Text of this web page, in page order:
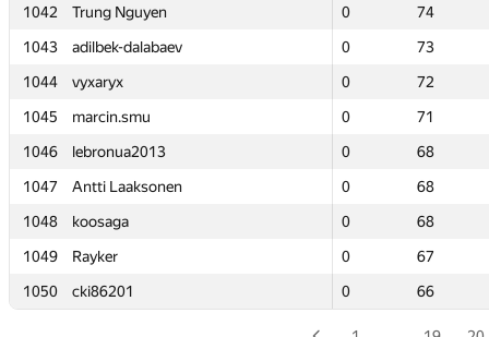
1042
Trung Nguyen 0
74
1043
adilbek-dalabaev 0
73
1044
vyxaryx 0
72
1045
marcin.smu 0
71
1046
lebronua2013 0
68
1047
Antti Laaksonen 0
68
1048
koosaga 0
68
1049
Rayker 0
67
1050
cki86201 0 66
1042
Trung Nguyen 0
74
1043
adilbek-dalabaev 0
73
1044
vyxaryx 0
72
1045
marcin.smu 0
71
1046
lebronua2013 0
68
1047
Antti Laaksonen 0
68
1048
koosaga 0
68
1049
Rayker 0
67
1050
cki86201 0 66